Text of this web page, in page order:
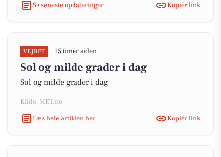
Se seneste opdateringer
Kopiér link
VEJRET 15 timer siden
Sol og milde grader i dag
Sol og milde grader i dag
Kilde: MET.no
Læs hele artiklen her
Kopiér link